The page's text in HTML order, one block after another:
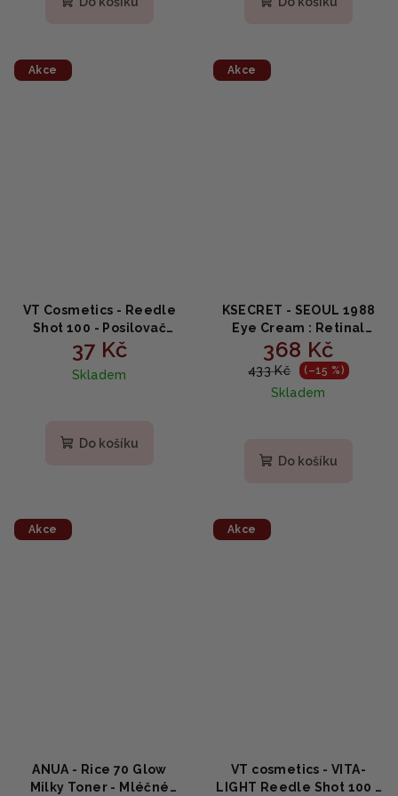
Akce
VT Cosmetics - Reedle
Shot 100 - Posilovač
kožních jehel 2ml
SAMPLE
37 Kč
Skladem
Do košíku
Akce
KSECRET - SEOUL 1988
Eye Cream : Retinal
Liposome 2% +
Fermented Bean -
Omlazující oční krém s
retinálním liposomem
368 Kč
433 Kč (–15 %)
Skladem
Do košíku
Akce
ANUA - Rice 70 Glow
Milky Toner - Mléčné
Akce
VT cosmetics - VITA-
LIGHT Reedle Shot 100 -